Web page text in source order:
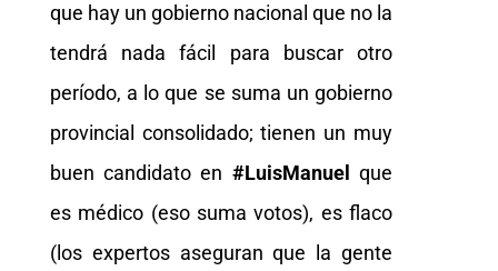
que hay un gobierno nacional que no la
tendrá nada fácil para buscar otro
período, a lo que se suma un gobierno
provincial consolidado; tienen un muy
buen candidato en #LuisManuelque
es médico (eso suma votos), es flaco
(los expertos aseguran que la gente